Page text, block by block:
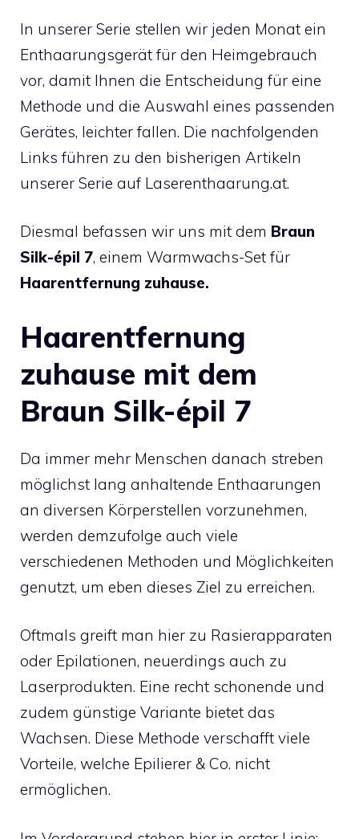
In unserer Serie stellen wir jeden Monat ein
Enthaarungsgerät für den Heimgebrauch
vor, damit Ihnen die Entscheidung für eine
Methode und die Auswahl eines passenden
Gerätes, leichter fallen. Die nachfolgenden
Links führen zu den bisherigen Artikeln
unserer Serie auf Laserenthaarung.at.
Diesmal befassen wir uns mit dem Braun
Silk-épil 7, einem Warmwachs-Set für
Haarentfernung zuhause.
Haarentfernung
zuhause mit dem
Braun Silk-épil 7
Da immer mehr Menschen danach streben
möglichst lang anhaltende Enthaarungen
an diversen Körperstellen vorzunehmen,
werden demzufolge auch viele
verschiedenen Methoden und Möglichkeiten
genutzt, um eben dieses Ziel zu erreichen.
Oftmals greift man hier zu Rasierapparaten
oder Epilationen, neuerdings auch zu
Laserprodukten. Eine recht schonende und
zudem günstige Variante bietet das
Wachsen. Diese Methode verschafft viele
Vorteile, welche Epilierer & Co. nicht
ermöglichen.